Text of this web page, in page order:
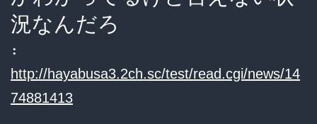
況なんだろ
:
http://hayabusa3.2ch.sc/test/read.cgi/news/14
74881413